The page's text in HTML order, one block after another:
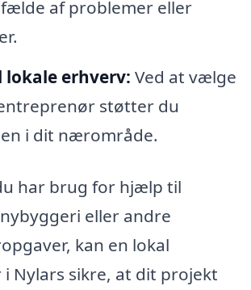
af problemer eller
lokale erhverv: Ved at vælge
støtter du
i dit nærområde.
har brug for hjælp til
eller andre
kan en lokal
Nylars sikre, at dit projekt